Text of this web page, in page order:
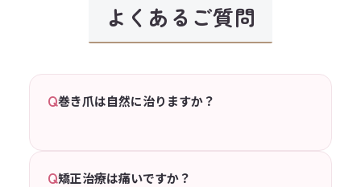
よくあるご質問
Q巻き爪は自然に治りますか？
Q矯正治療は痛いですか？